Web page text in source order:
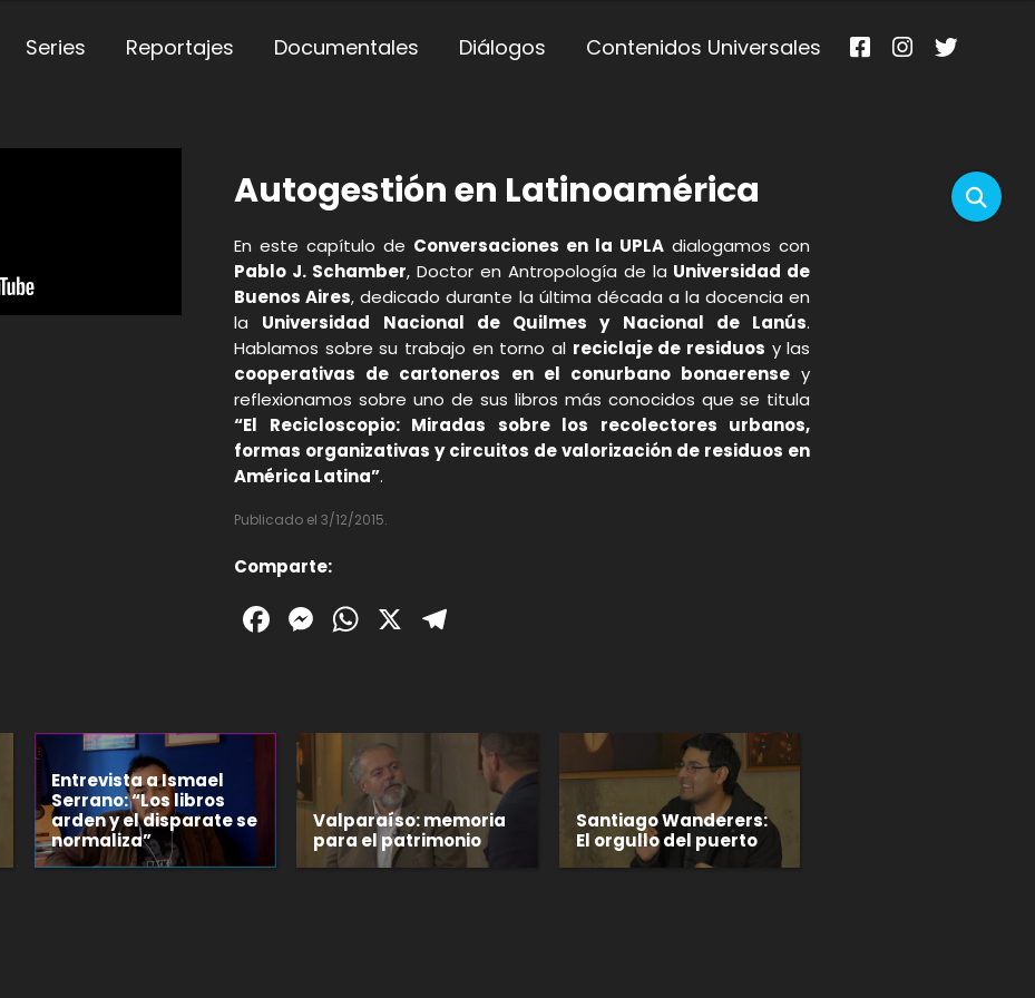
Series Reportajes Documentales Diálogos Contenidos Universales
Autogestión en Latinoamérica
En este capítulo de Conversaciones en la UPLA dialogamos con
Pablo J. Schamber, Doctor en Antropología de la Universidad de
Buenos Aires, dedicado durante la última década a la docencia en
la Universidad Nacional de Quilmes y Nacional de Lanús.
Hablamos sobre su trabajo en torno al reciclaje de residuos y las
cooperativas de cartoneros en el conurbano bonaerense y
reflexionamos sobre uno de sus libros más conocidos que se titula
“El Recicloscopio: Miradas sobre los recolectores urbanos,
formas organizativas y circuitos de valorización de residuos en
América Latina”.
Publicado el 3/12/2015.
Comparte:
Facebook
Messenger
WhatsApp
X
Entrevista a Ismael
Serrano: “Los libros
arden y el disparate se
normaliza”
Valparaíso: memoria
para el patrimonio
Santiago Wanderers:
El orgullo del puerto